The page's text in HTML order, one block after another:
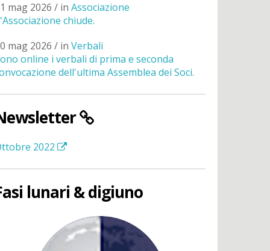
mag 2026 / in Associazione
chiude.
mag 2026 / in Verbali
online i verbali di prima e seconda
dell'ultima Assemblea dei Soci.
2022
lunari & digiuno